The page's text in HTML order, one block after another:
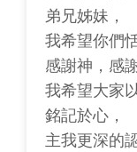
弟兄姊妹，
我希望你們
感謝神，感
我希望大家
銘記於心，
主我更深的